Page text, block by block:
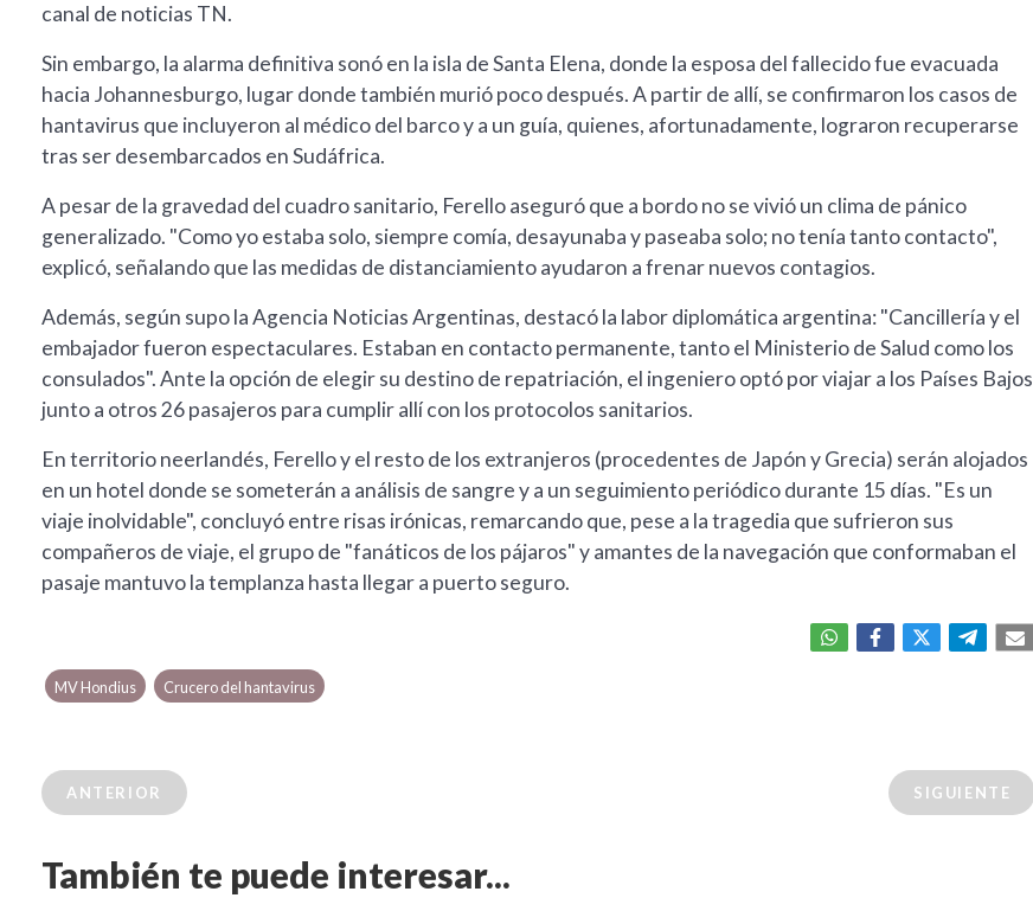
canal de noticias TN.
Sin embargo, la alarma definitiva sonó en la isla de Santa Elena, donde la esposa del fallecido fue evacuada
hacia Johannesburgo, lugar donde también murió poco después. A partir de allí, se confirmaron los casos de
hantavirus que incluyeron al médico del barco y a un guía, quienes, afortunadamente, lograron recuperarse
tras ser desembarcados en Sudáfrica.
A pesar de la gravedad del cuadro sanitario, Ferello aseguró que a bordo no se vivió un clima de pánico
generalizado. "Como yo estaba solo, siempre comía, desayunaba y paseaba solo; no tenía tanto contacto",
explicó, señalando que las medidas de distanciamiento ayudaron a frenar nuevos contagios.
Además, según supo la Agencia Noticias Argentinas, destacó la labor diplomática argentina: "Cancillería y el
embajador fueron espectaculares. Estaban en contacto permanente, tanto el Ministerio de Salud como los
consulados". Ante la opción de elegir su destino de repatriación, el ingeniero optó por viajar a los Países Bajos
junto a otros 26 pasajeros para cumplir allí con los protocolos sanitarios.
En territorio neerlandés, Ferello y el resto de los extranjeros (procedentes de Japón y Grecia) serán alojados
en un hotel donde se someterán a análisis de sangre y a un seguimiento periódico durante 15 días. "Es un
viaje inolvidable", concluyó entre risas irónicas, remarcando que, pese a la tragedia que sufrieron sus
compañeros de viaje, el grupo de "fanáticos de los pájaros" y amantes de la navegación que conformaban el
pasaje mantuvo la templanza hasta llegar a puerto seguro.
MV Hondius Crucero del hantavirus
ANTERIOR SIGUIENTE
También te puede interesar...